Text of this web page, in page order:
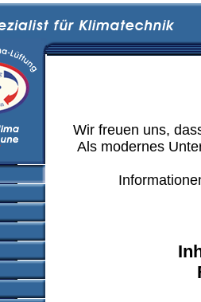
Wir freuen uns,
Als modernes